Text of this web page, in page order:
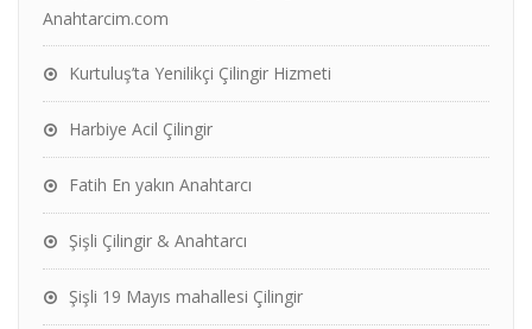
Anahtarcim.com
Kurtuluş’ta Yenilikçi Çilingir Hizmeti
Harbiye Acil Çilingir
Fatih En yakın Anahtarcı
Şişli Çilingir & Anahtarcı
Şişli 19 Mayıs mahallesi Çilingir